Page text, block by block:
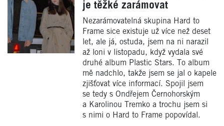
je těžké zarámovat
Nezarámovatelná skupina Hard to
Frame sice existuje už více než deset
let, ale já, ostuda, jsem na ni narazil
až loni v listopadu, když vydala své
druhé album Plastic Stars. To album
mě nadchlo, takže jsem se jal o kapele
zjišťovat více informací. Spojil jsem
se tedy s Ondřejem Černohorským
a Karolinou Tremko a trochu jsem si
s nimi o Hard to Frame popovídal.